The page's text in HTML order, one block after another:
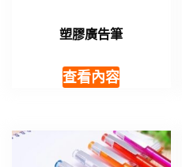
塑膠廣告筆
查看內容